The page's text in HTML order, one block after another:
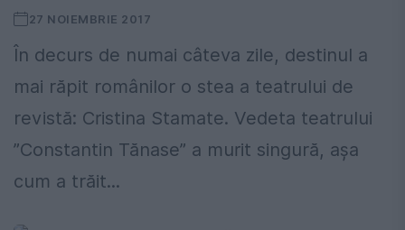
27 NOIEMBRIE 2017
În decurs de numai câteva zile, destinul a
mai răpit românilor o stea a teatrului de
revistă: Cristina Stamate. Vedeta teatrului
”Constantin Tănase” a murit singură, așa
cum a trăit...